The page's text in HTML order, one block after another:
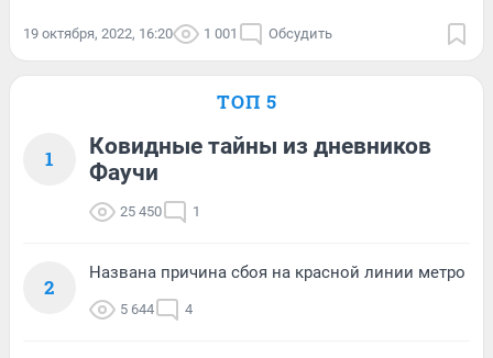
19 октября, 2022, 16:20 1 001 Обсудить
ТОП 5
1
Ковидные тайны из дневников
Фаучи
25 450 1
2
Названа причина сбоя на красной линии метро
5 644 4